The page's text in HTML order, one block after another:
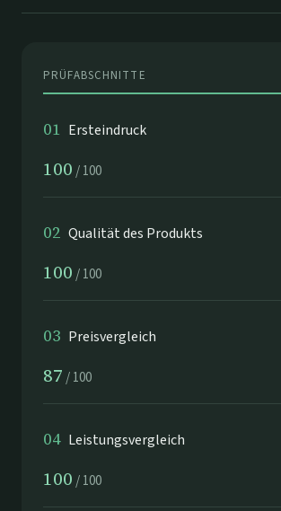
PRÜFABSCHNITTE
01 Ersteindruck
100 /100
02 Qualität des Produkts
100 /100
03 Preisvergleich
87 /100
04 Leistungsvergleich
100 /100